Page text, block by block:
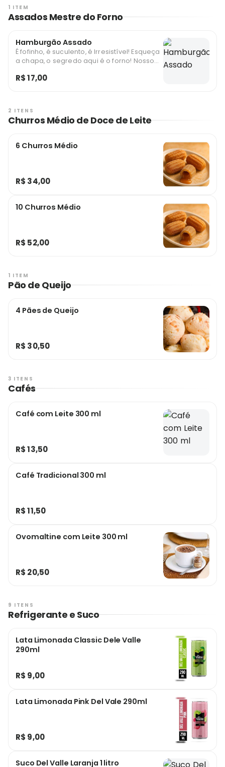
1 ITEM
Assados Mestre do Forno
Hamburgão Assado
É fofinho, é suculento, é Irresistível! Esqueça
a chapa, o segredo aqui é o forno! Nosso
quem busca sabor e aquela textura de pão
R$ 17,00
2 ITENS
Churros Médio de Doce de Leite
6 Churros Médio
R$ 34,00
10 Churros Médio
R$ 52,00
1 ITEM
Pão de Queijo
4 Pães de Queijo
R$ 30,50
3 ITENS
Cafés
Café com Leite 300 ml
R$ 13,50
Café Tradicional 300 ml
R$ 11,50
Ovomaltine com Leite 300 ml
R$ 20,50
9 ITENS
Refrigerante e Suco
Lata Limonada Classic Dele Valle
290ml
R$ 9,00
Lata Limonada Pink Del Vale 290ml
R$ 9,00
Suco Del Valle Laranja 1 litro